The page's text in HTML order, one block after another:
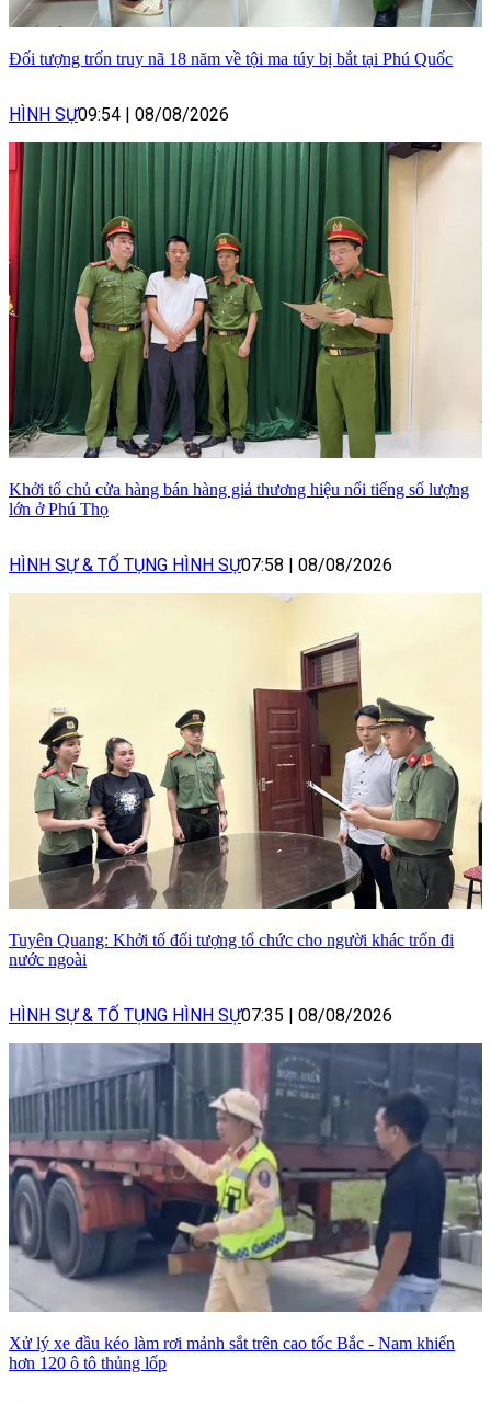
Đối tượng trốn truy nã 18 năm về tội ma túy bị bắt tại Phú Quốc
HÌNH SỰ09:54 | 08/08/2026
Khởi tố chủ cửa hàng bán hàng giả thương hiệu nổi tiếng số lượng
lớn ở Phú Thọ
HÌNH SỰ & TỐ TỤNG HÌNH SỰ07:58 | 08/08/2026
Tuyên Quang: Khởi tố đối tượng tổ chức cho người khác trốn đi
nước ngoài
HÌNH SỰ & TỐ TỤNG HÌNH SỰ07:35 | 08/08/2026
Xử lý xe đầu kéo làm rơi mảnh sắt trên cao tốc Bắc - Nam khiến
hơn 120 ô tô thủng lốp